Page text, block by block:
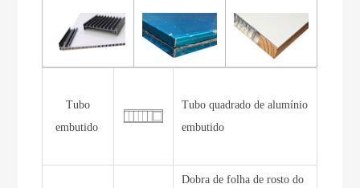
Tubo
embutido
Tubo quadrado de alumínio
embutido
Dobra de folha de rosto do